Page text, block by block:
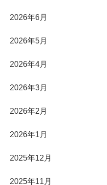
2026年6月
2026年5月
2026年4月
2026年3月
2026年2月
2026年1月
2025年12月
2025年11月